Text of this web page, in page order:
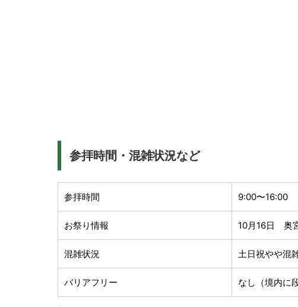
参拝時間・混雑状況など
参拝時間 9:00〜16:00
お祭り情報 10月16日 奥
混雑状況 土日祝やや混
バリアフリー なし（境内に